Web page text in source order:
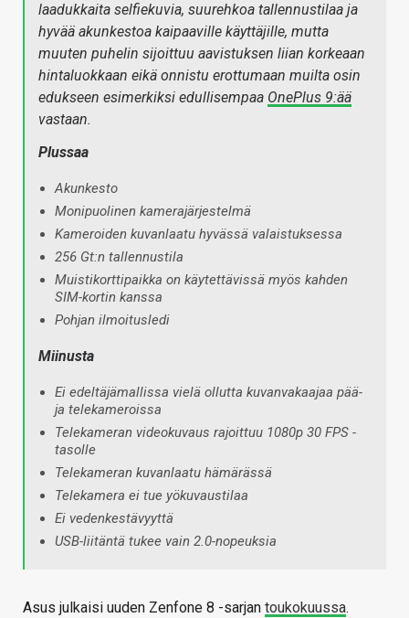
laadukkaita selfiekuvia, suurehkoa tallennustilaa ja
hyvää akunkestoa kaipaaville käyttäjille, mutta
muuten puhelin sijoittuu aavistuksen liian korkeaan
hintaluokkaan eikä onnistu erottumaan muilta osin
edukseen esimerkiksi edullisempaa OnePlus 9:ää
vastaan.
Plussaa
Akunkesto
Monipuolinen kamerajärjestelmä
Kameroiden kuvanlaatu hyvässä valaistuksessa
256 Gt:n tallennustila
Muistikorttipaikka on käytettävissä myös kahden
SIM-kortin kanssa
Pohjan ilmoitusledi
Miinusta
Ei edeltäjämallissa vielä ollutta kuvanvakaajaa pää-
ja telekameroissa
Telekameran videokuvaus rajoittuu 1080p 30 FPS -
tasolle
Telekameran kuvanlaatu hämärässä
Telekamera ei tue yökuvaustilaa
Ei vedenkestävyyttä
USB-liitäntä tukee vain 2.0-nopeuksia
Asus julkaisi uuden Zenfone 8 -sarjan toukokuussa.